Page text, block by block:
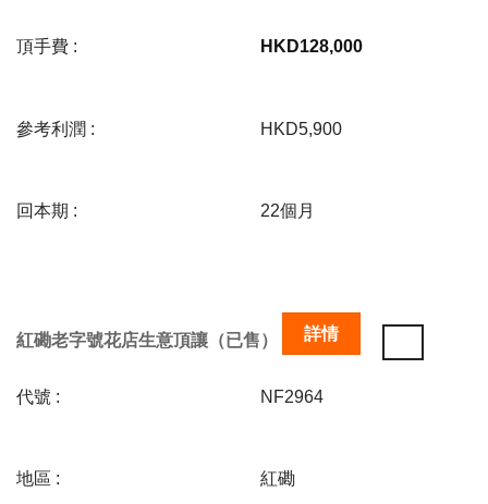
頂手費 : HKD128,000
參考利潤 : HKD5,900
回本期 : 22個月
紅磡老字號花店生意頂讓（已售） 詳情
代號 : NF2964
地區 : 紅磡